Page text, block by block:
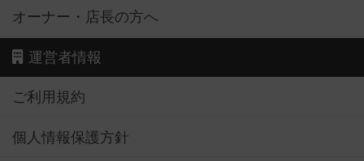
オーナー・店長の方へ
運営者情報
ご利用規約
個人情報保護方針